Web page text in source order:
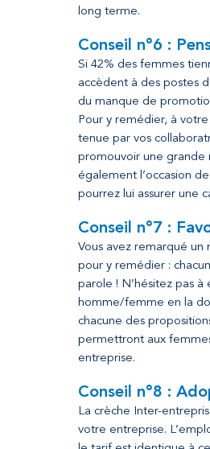
long terme.
Conseil n°6 :
Si 42% des femmes
accèdent à des postes
du manque de
Pour y remédier, à
tenue par vos
promouvoir une grande
également l’occasion
pourrez lui assurer une
Conseil n°7 :
Vous avez remarqué un
pour y remédier :
parole ! N’hésitez pas
homme/femme en la
chacune des
permettront aux
entreprise.
Conseil n°8 :
La crèche Inter-
votre entreprise.